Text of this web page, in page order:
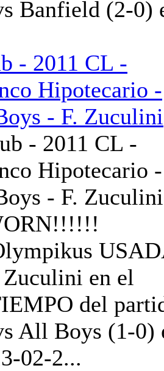
Banfield (2-0)
- 2011 CL -
Hipotecario -
- F. Zuculini
en el
del
All Boys (1-0)
02-2...